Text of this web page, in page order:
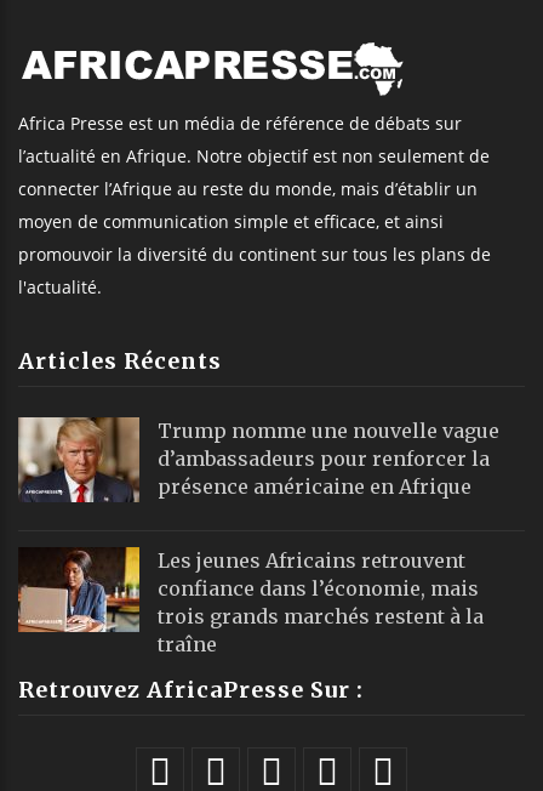
Africa Presse est un média de référence de débats sur
l’actualité en Afrique. Notre objectif est non seulement de
connecter l’Afrique au reste du monde, mais d’établir un
moyen de communication simple et efficace, et ainsi
promouvoir la diversité du continent sur tous les plans de
l'actualité.
Articles Récents
Trump nomme une nouvelle vague
d’ambassadeurs pour renforcer la
présence américaine en Afrique
Les jeunes Africains retrouvent
confiance dans l’économie, mais
trois grands marchés restent à la
traîne
Retrouvez AfricaPresse Sur :